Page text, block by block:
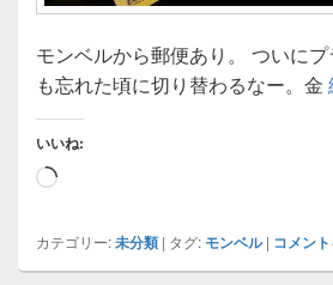
モンベルから郵便あり。 ついに
も忘れた頃に切り替わるなー。金
いいね:
読
込
み
カテゴリー:未分類 | タグ: モンベル | コメン